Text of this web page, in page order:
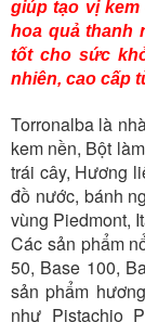
giúp tạo vị
hoa quả thanh
tốt cho sức
nhiên, cao cấp
Torronalba là
kem nền, Bột
trái cây, Hương
đồ nước, bánh
vùng Piedmont,
Các sản phẩm
50, Base 100,
sản phẩm
như Pistachio